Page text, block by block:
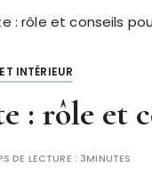
: rôle et conseils
INTÉRIEUR
: rôle et
DE LECTURE : 3MINUTES